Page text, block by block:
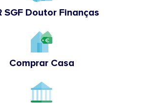
SGF Doutor Finanças
Comprar Casa